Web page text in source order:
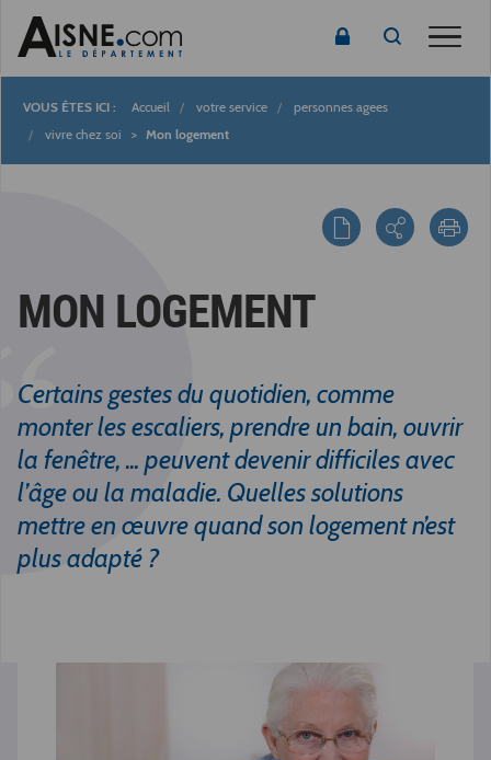
Fil
Accueil votre service
personnes agees
vivre chez soi
Mon logement
MON LOGEMENT
Certains gestes du quotidien, comme
monter les escaliers, prendre un bain, ouvrir
la fenêtre, ... peuvent devenir difficiles avec
l’âge ou la maladie. Quelles solutions
mettre en œuvre quand son logement n’est
plus adapté ?